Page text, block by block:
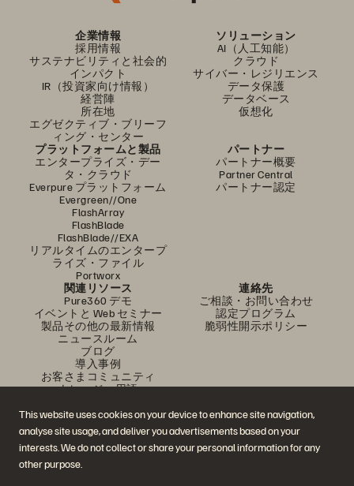
This website uses cookies on your device to enhance site navigation,
analyse site usage, and deliver you advertisements based on your
interests. We do not collect or share your personal information for any
other purpose.
企業情報
採用情報
サステナビリティと社会的
インパクト
IR（投資家向け情報）
経営陣
所在地
エグゼクティブ・ブリーフ
ィング・センター
ソリューション
AI（人工知能）
クラウド
サイバー・レジリエンス
データ保護
データベース
仮想化
プラットフォームと製品
エンタープライズ・デー
タ・クラウド
Everpure プラットフォーム
Evergreen//One
FlashArray
FlashBlade
FlashBlade//EXA
リアルタイムのエンタープ
ライズ・ファイル
Portworx
パートナー
パートナー概要
Partner Central
パートナー認定
関連リソース
Pure360 デモ
イベントと Web セミナー
製品その他の最新情報
ニュースルーム
ブログ
導入事例
お客さまコミュニティ
ナレッジ・用語
連絡先
ご相談・お問い合わせ
認定プログラム
脆弱性開示ポリシー
公式 SNS
是非フォローをお願いします！